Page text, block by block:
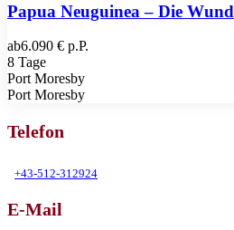
Papua Neuguinea – Die
ab6.090 € p.P.
8 Tage
Port Moresby
Port Moresby
Telefon
+43-512-312924
E-Mail